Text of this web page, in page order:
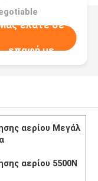
ελάτε σε
επαφή με
αερίου Μεγάλ
αερίου 5500N